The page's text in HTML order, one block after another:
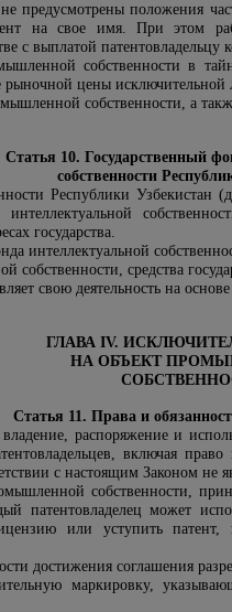
предусмотрены положения
на свое имя. При этом
с выплатой патентовладельцу
собственности в
рыночной цены исключительной
собственности, а
Статья 10. Государственный
собственности
Республики Узбекистан
государства.
интеллектуальной
собственности, средства
свою деятельность на
ГЛАВА IV.
НА ОБЪЕКТ
Статья 11. Права и
распоряжение и
включая
с настоящим Законом не
собственности,
патентовладелец может
или уступить патент,
достижения соглашения
маркировку,